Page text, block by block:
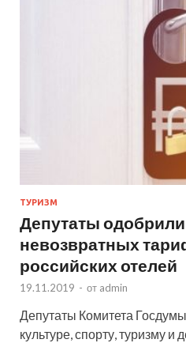
ТУРИЗМ
Депутаты
невозвратных
российских отелей
19.11.2019 - от admin
Депутаты Комитета
культуре, спорту, туризму